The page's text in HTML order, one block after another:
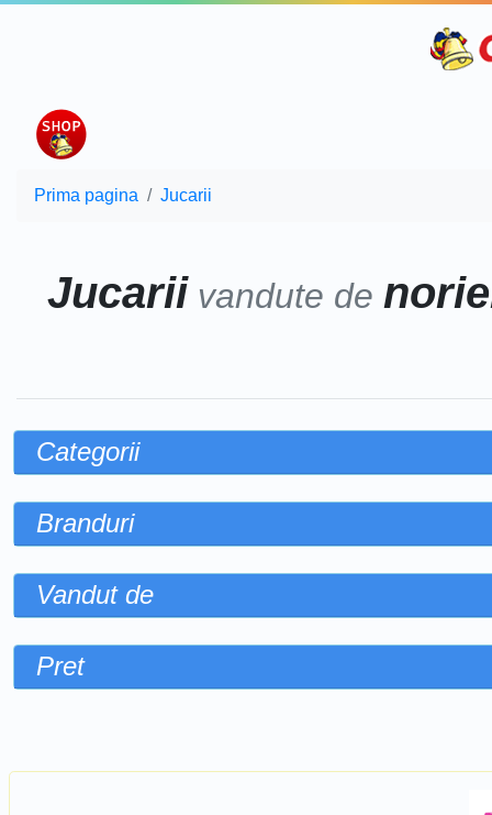
Prima pagina Jucarii
Jucarii vandute de
Categorii
Branduri
Vandut de
Pret